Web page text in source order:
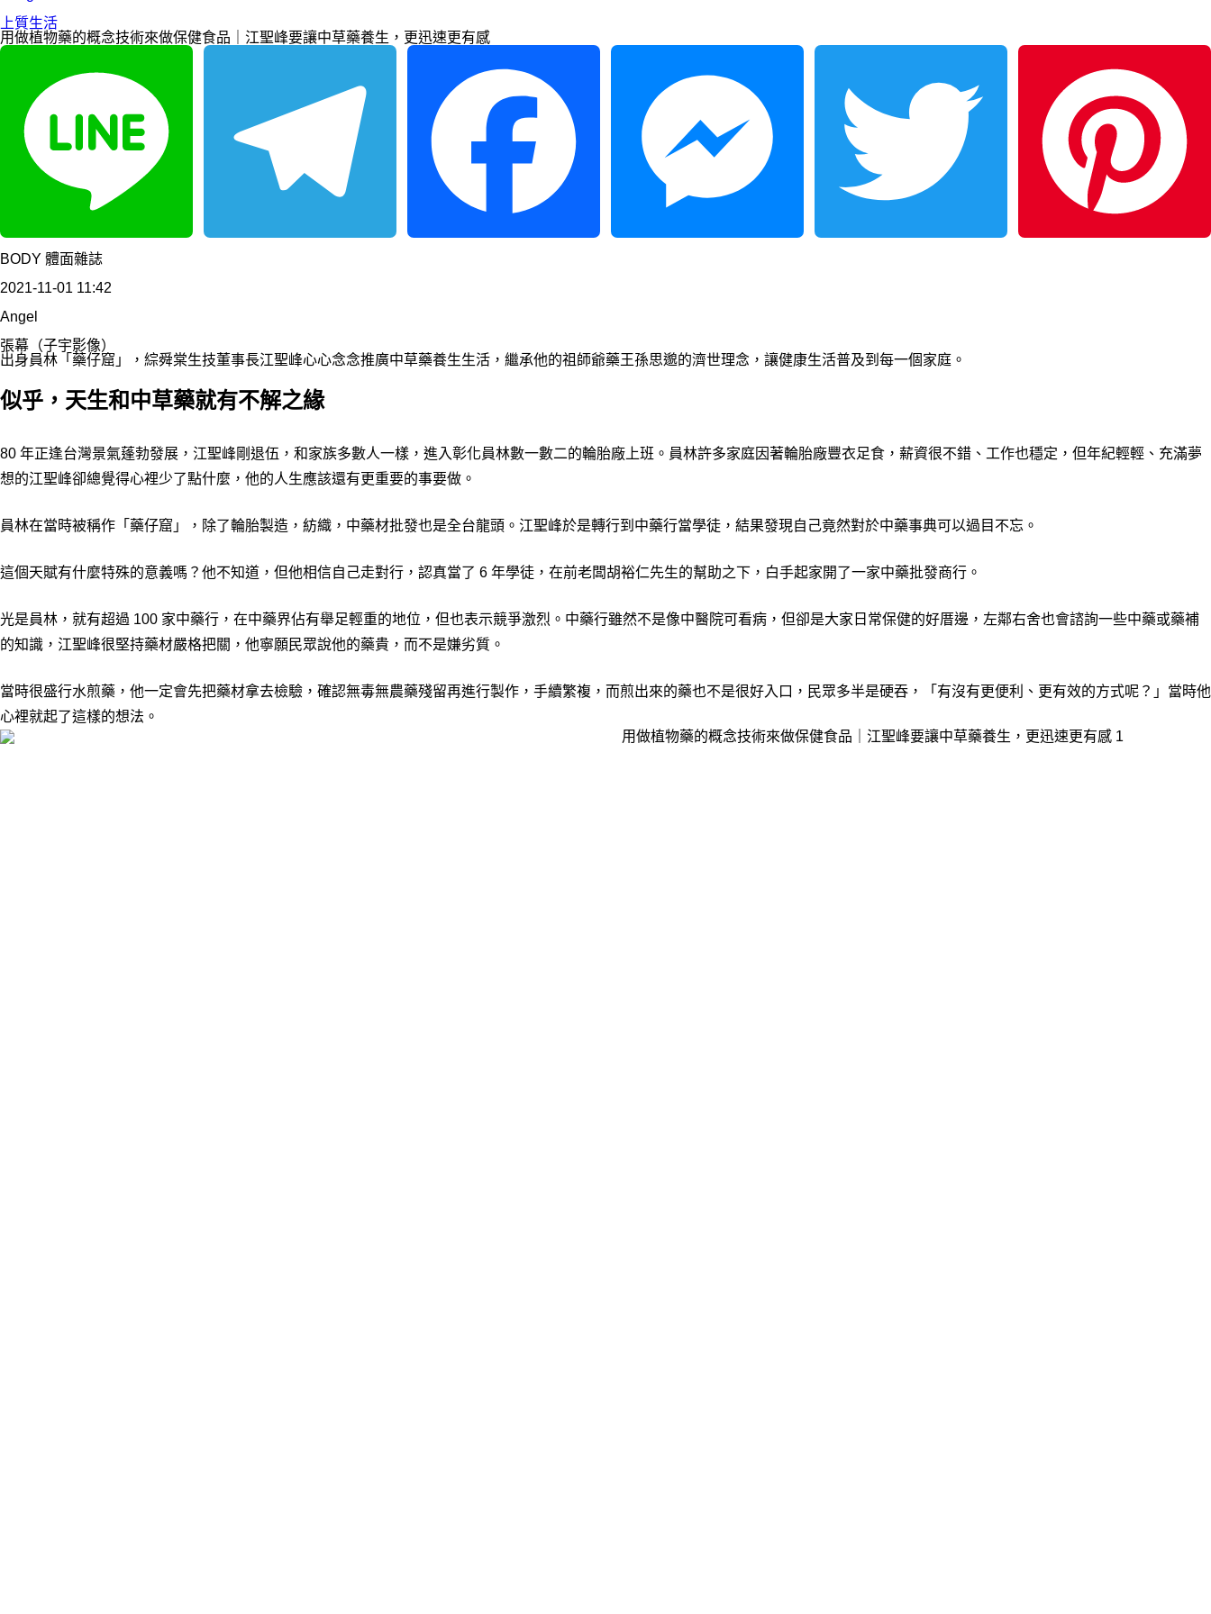
上質生活
用做植物藥的概念技術來做保健食品｜江聖峰要讓中草藥養生，更迅速更有感
Line Telegram Facebook Messenger Twitter
Pinterest
BODY 體面雜誌
2021-11-01 11:42
Angel
張幕（子宇影像）
出身員林「藥仔窟」，綜舜棠生技董事長江聖峰心心念念推廣中草藥養生生活，繼承他的祖師爺藥王孫思邈的濟世理念，讓健康生活普及到每一個家庭。
似乎，天生和中草藥就有不解之緣
80 年正逢台灣景氣蓬勃發展，江聖峰剛退伍，和家族多數人一樣，進入彰化員林數一數二的輪胎廠上班。員林許多家庭因著輪胎廠豐衣足食，薪資很不錯、工作也穩定，但年紀輕輕、充滿夢
想的江聖峰卻總覺得心裡少了點什麼，他的人生應該還有更重要的事要做。
員林在當時被稱作「藥仔窟」，除了輪胎製造，紡織，中藥材批發也是全台龍頭。江聖峰於是轉行到中藥行當學徒，結果發現自己竟然對於中藥事典可以過目不忘。
這個天賦有什麼特殊的意義嗎？他不知道，但他相信自己走對行，認真當了 6 年學徒，在前老闆胡裕仁先生的幫助之下，白手起家開了一家中藥批發商行。
光是員林，就有超過 100 家中藥行，在中藥界佔有舉足輕重的地位，但也表示競爭激烈。中藥行雖然不是像中醫院可看病，但卻是大家日常保健的好厝邊，左鄰右舍也會諮詢一些中藥或藥補
的知識，江聖峰很堅持藥材嚴格把關，他寧願民眾說他的藥貴，而不是嫌劣質。
當時很盛行水煎藥，他一定會先把藥材拿去檢驗，確認無毒無農藥殘留再進行製作，手續繁複，而煎出來的藥也不是很好入口，民眾多半是硬吞，「有沒有更便利、更有效的方式呢？」當時他
心裡就起了這樣的想法。